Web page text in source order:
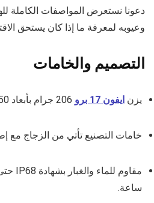
دعونا نستعرض المواصفات الكاملة
وعيوبه لمعرفة ما إذا كان يستحق
التصميم والخامات
يزن ايفون 17 برو
خامات التصنيع تأتي من الزجاج مع
ساعة.